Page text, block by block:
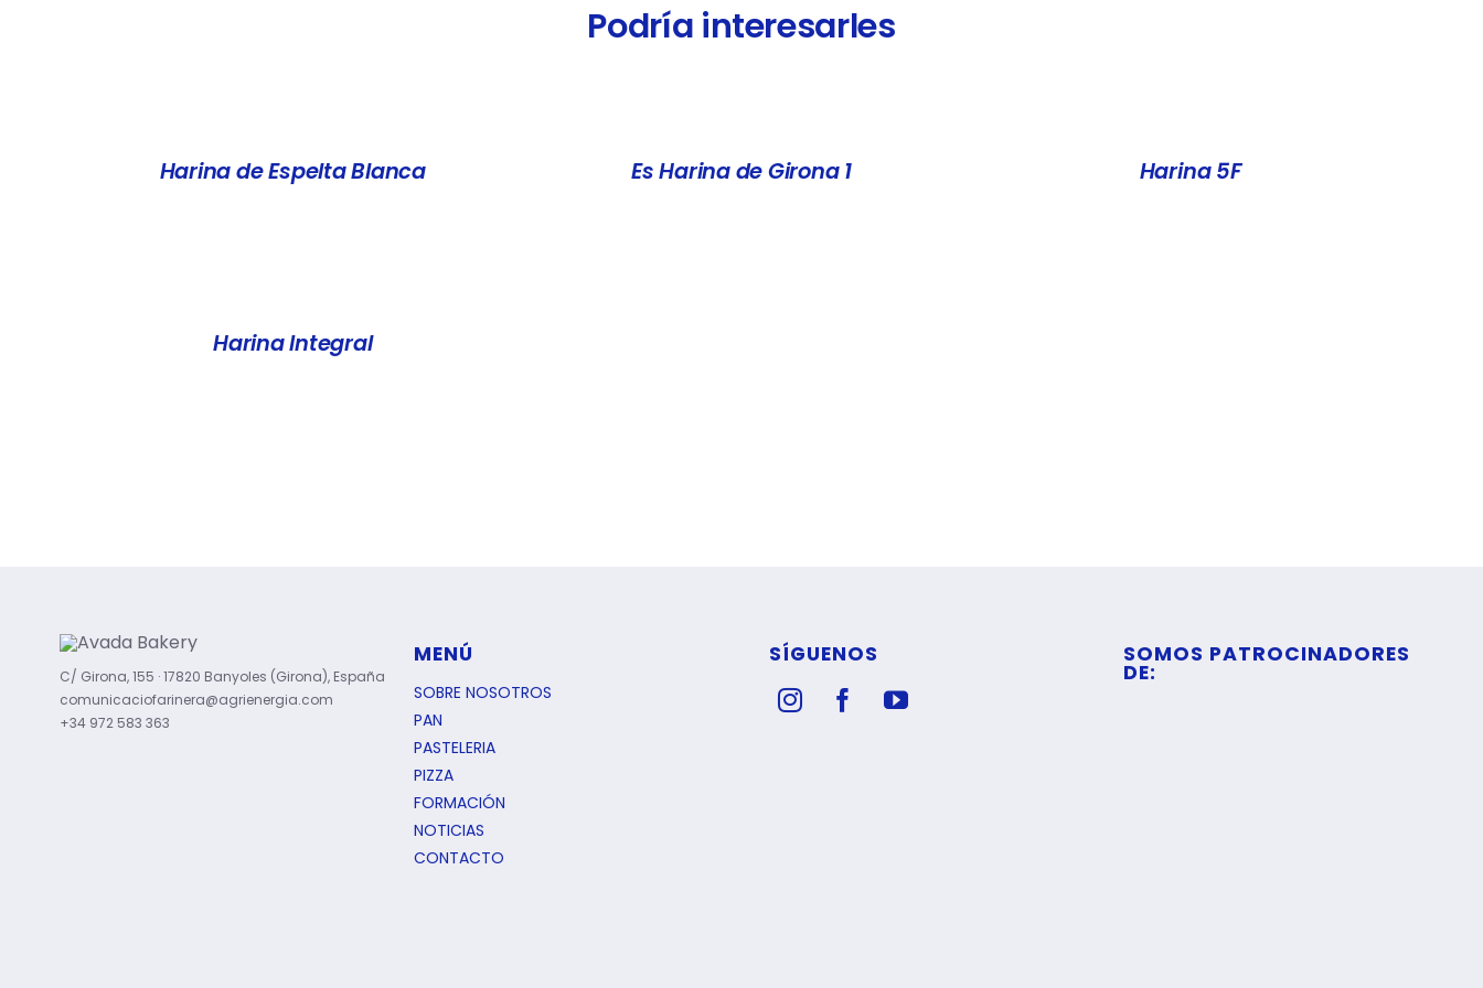
Podría interesarles
Harina de Espelta Blanca Es Harina de Girona 1 Harina 5F
Harina Integral
C/ Girona, 155 · 17820 Banyoles (Girona), España
comunicaciofarinera@agrienergia.com
+34 972 583 363
MENÚ
SOBRE NOSOTROS
PAN
PASTELERIA
PIZZA
FORMACIÓN
NOTICIAS
CONTACTO
SÍGUENOS SOMOS PATROCINADORES
DE: